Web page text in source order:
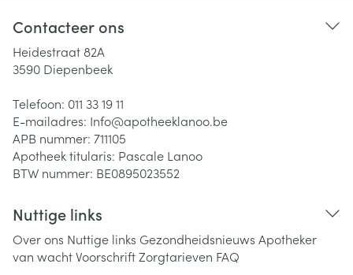
Contacteer ons
Heidestraat 82A
3590 Diepenbeek
Telefoon: 011 33 19 11
E-mailadres: Info@apotheeklanoo.be
APB nummer: 711105
Apotheek titularis: Pascale Lanoo
BTW nummer: BE0895023552
Nuttige links
Over ons Nuttige links Gezondheidsnieuws Apotheker
van wachtVoorschriftZorgtarieven FAQ